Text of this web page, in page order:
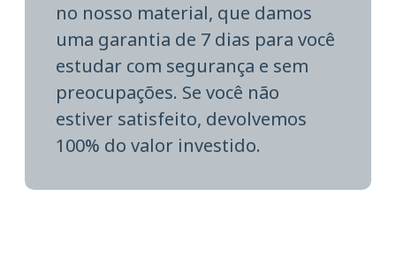
no nosso material, que damos
uma garantia de 7 dias para você
estudar com segurança e sem
preocupações. Se você não
estiver satisfeito, devolvemos
100% do valor investido.